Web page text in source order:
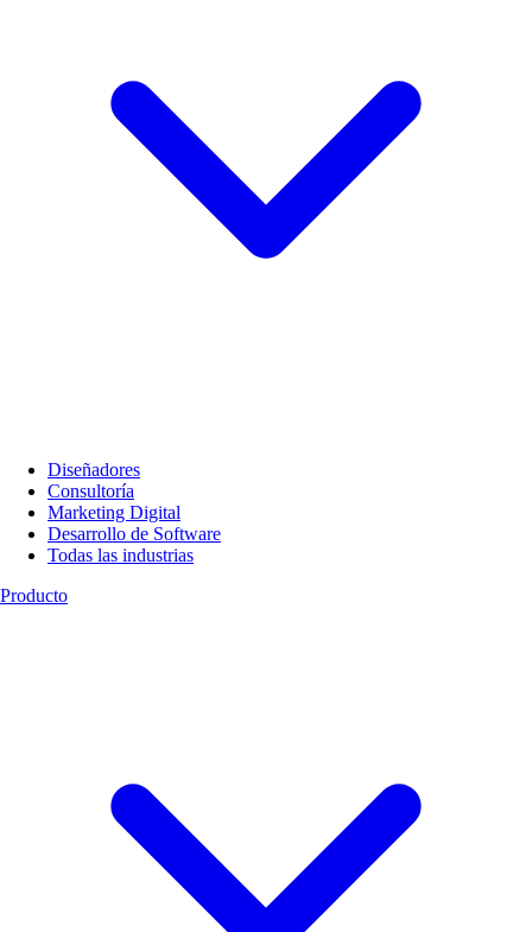
Diseñadores
Consultoría
Marketing Digital
Desarrollo de Software
Todas las industrias
Producto